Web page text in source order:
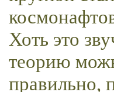
Хоть это
теорию
правильно,